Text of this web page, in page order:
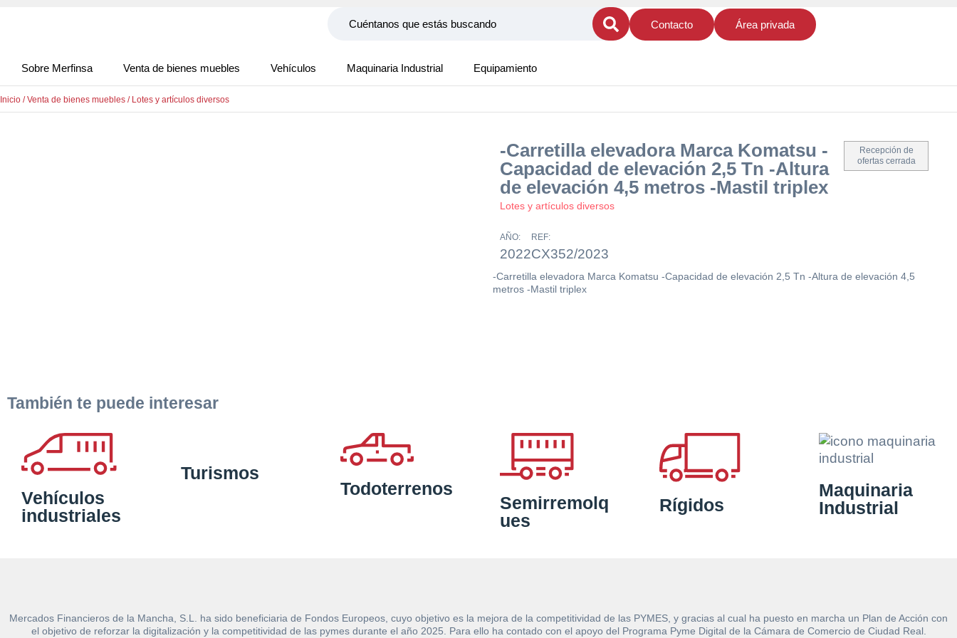
Contacto Área privada
Sobre Merfinsa Venta de bienes muebles Vehículos Maquinaria Industrial Equipamiento
Inicio /Venta de bienes muebles / Lotes y artículos diversos
-Carretilla elevadora Marca Komatsu -
Capacidad de elevación 2,5 Tn -Altura
de elevación 4,5 metros -Mastil triplex
Lotes y artículos diversos
Recepción de
ofertas cerrada
AÑO:
2022
REF:
CX352/2023
-Carretilla elevadora Marca Komatsu -Capacidad de elevación 2,5 Tn -Altura de elevación 4,5
metros -Mastil triplex
También te puede interesar
Vehículos
industriales
Turismos
Todoterrenos
Semirremolq
ues
Rígidos
Maquinaria
Industrial
Mercados Financieros de la Mancha, S.L. ha sido beneficiaria de Fondos Europeos, cuyo objetivo es la mejora de la competitividad de las PYMES, y gracias al cual ha puesto en marcha un Plan de Acción con
el objetivo de reforzar la digitalización y la competitividad de las pymes durante el año 2025. Para ello ha contado con el apoyo del Programa Pyme Digital de la Cámara de Comercio de Ciudad Real.